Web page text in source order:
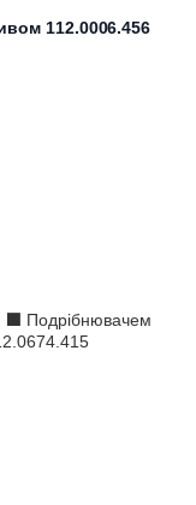
112.0006.456